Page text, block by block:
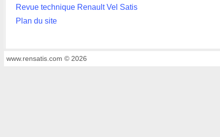
Revue technique Renault Vel Satis
Plan du site
www.rensatis.com © 2026